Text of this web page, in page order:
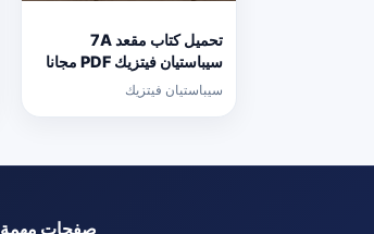
تحميل كتاب مقعد 7A
سيباستيان فيتزيك PDF مجانا
برابط مباشر
سيباستيان فيتزيك
صفحات مهمة